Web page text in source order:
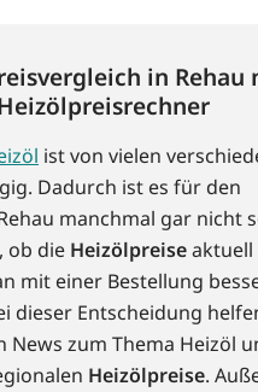
in Rehau
ist von vielen
Dadurch ist es für den
manchmal gar nicht
ob die Heizölpreise
mit einer Bestellung
dieser Entscheidung
News zum Thema Heizöl
Heizölpreise.